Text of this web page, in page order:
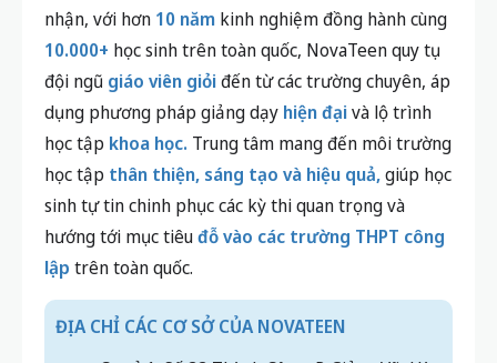
Nếu phụ huynh và học sinh đang tìm kiếm một môi
trường học tậpuy tín, lộ trìnhrõ ràng và phương
pháp họchiệu quả để chuẩn bị tốt cho các kỳ thi
quan trọng,NovaTeenchính là lựa chọn đáng tin
cậy.
Tự hào là đơn vị giáo dục được Bộ GD&ĐT công
10.000+học sinh trên toàn quốc, NovaTeen quy tụ